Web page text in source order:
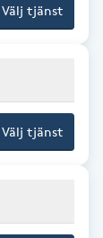
Välj tjänst
Välj tjänst